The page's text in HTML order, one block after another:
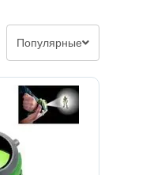
Популярные